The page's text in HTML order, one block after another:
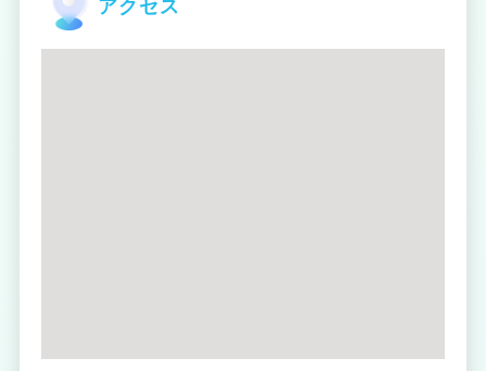
アクセス